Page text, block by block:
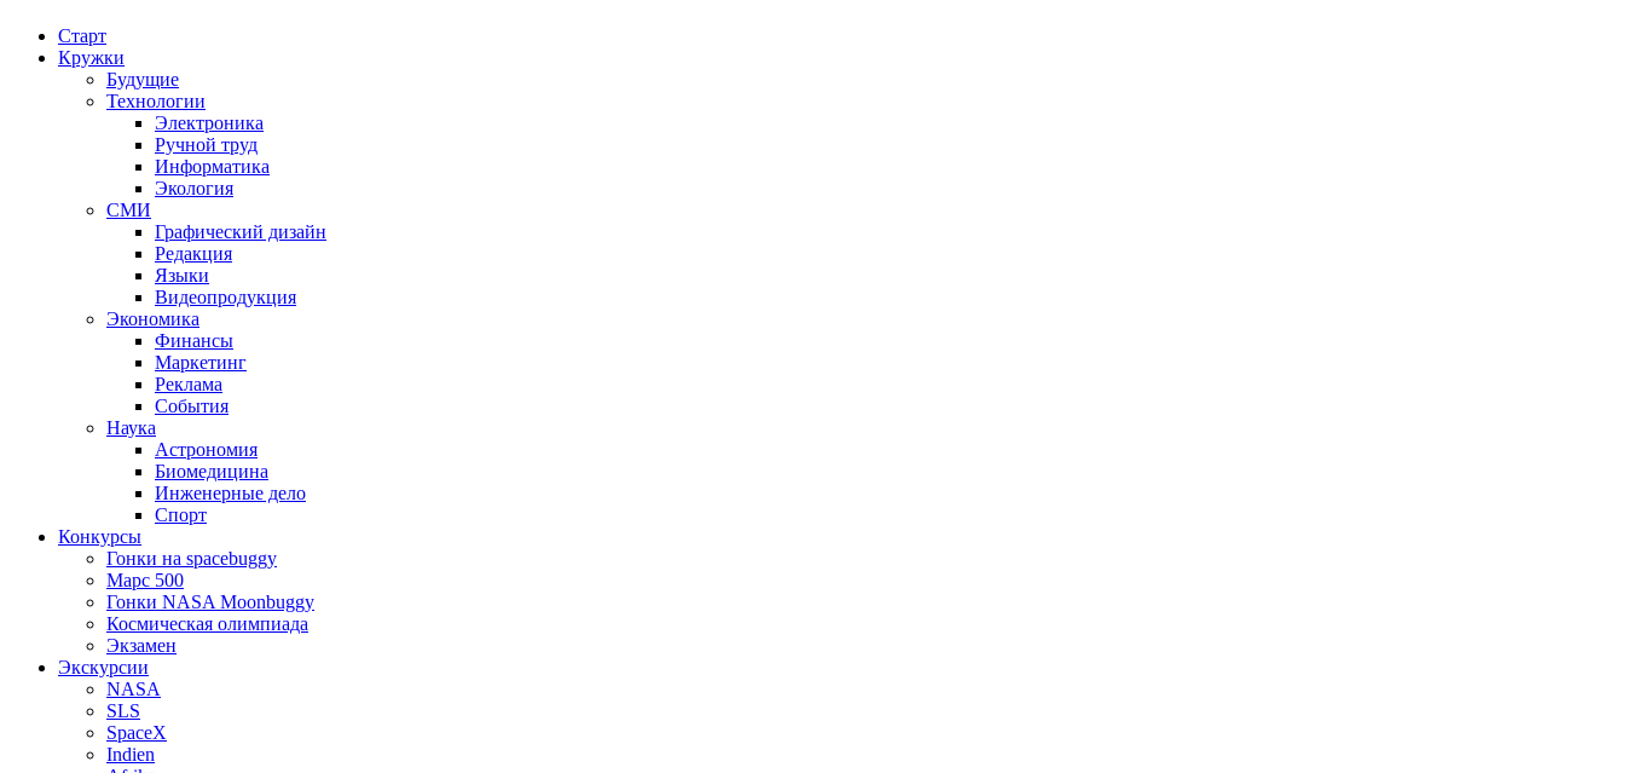
Старт
Кружки
Будущие
Технологии
Электроника
Ручной труд
Информатика
Экология
СМИ
Графический дизайн
Редакция
Языки
Видеопродукция
Экономика
Финансы
Маркетинг
Реклама
События
Наука
Астрономия
Биомедицина
Инженерные дело
Спорт
Конкурсы
Гонки на spacebuggy
Марс 500
Гонки NASA Moonbuggy
Космическая олимпиада
Экзамен
Экскурсии
NASA
SLS
SpaceX
Indien